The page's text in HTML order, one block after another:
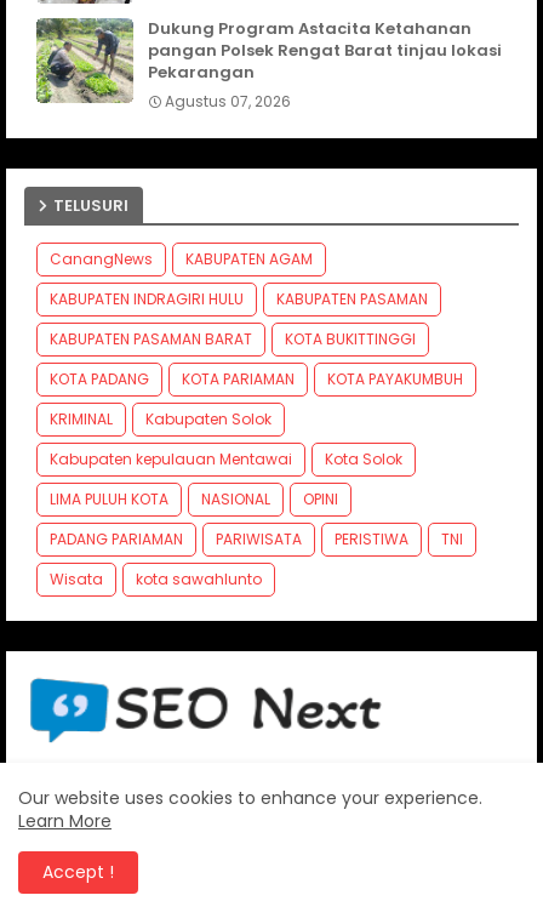
Dukung Program Astacita Ketahanan
pangan Polsek Rengat Barat tinjau lokasi
Pekarangan
Agustus 07, 2026
TELUSURI
CanangNews
KABUPATEN AGAM
KABUPATEN INDRAGIRI HULU
KABUPATEN PASAMAN
KABUPATEN PASAMAN BARAT
KOTA BUKITTINGGI
KOTA PADANG
KOTA PARIAMAN
KOTA PAYAKUMBUH
KRIMINAL
Kabupaten Solok
Kabupaten kepulauan Mentawai
Kota Solok
LIMA PULUH KOTA
NASIONAL
OPINI
PADANG PARIAMAN
PARIWISATA PERISTIWA
TNI
Wisata
kota sawahlunto
Our website uses cookies to enhance your experience.
Learn More
Accept !